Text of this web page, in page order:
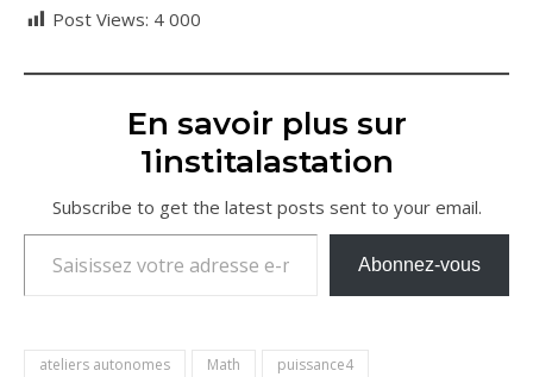
Post Views: 4 000
En savoir plus sur
1institalastation
Subscribe to get the latest posts sent to your email.
Saisissez votre adresse e-mail…
Abonnez-vous
ateliers autonomes Math puissance4